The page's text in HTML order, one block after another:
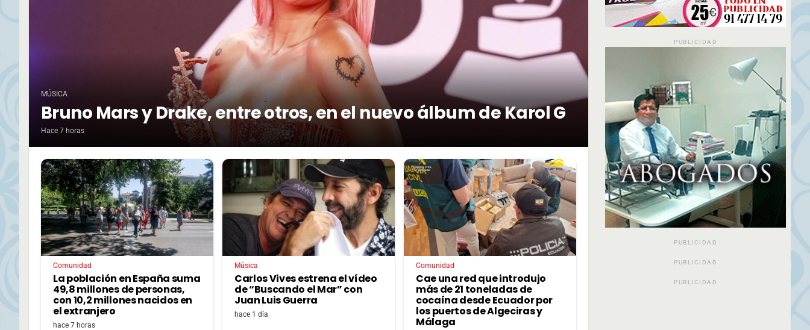
MÚSICA
Bruno Mars y Drake, entre otros, en el nuevo álbum de Karol G
Hace 7 horas
Comunidad
La población en España suma
49,8 millones de personas,
con 10,2 millones nacidos en
el extranjero
hace 7 horas
Música
Carlos Vives estrena el vídeo
de “Buscando el Mar” con
Juan Luis Guerra
hace 1 día
Comunidad
Cae una red que introdujo
más de 21 toneladas de
cocaína desde Ecuador por
los puertos de Algeciras y
Málaga
PUBLICIDAD
PUBLICIDAD
PUBLICIDAD
PUBLICIDAD